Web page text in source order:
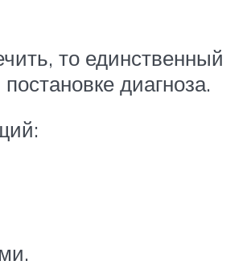
то единственный
диагноза.